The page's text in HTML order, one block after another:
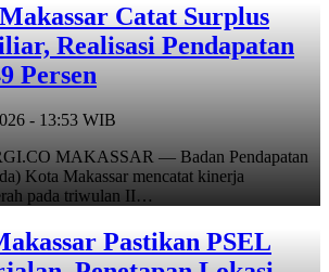
Catat Surplus
Realisasi Pendapatan
Persen
- 13:53 WIB
MAKASSAR — Badan Pendapatan
Kota Makassar mencatat kinerja
pada triwulan II…
Pastikan PSEL